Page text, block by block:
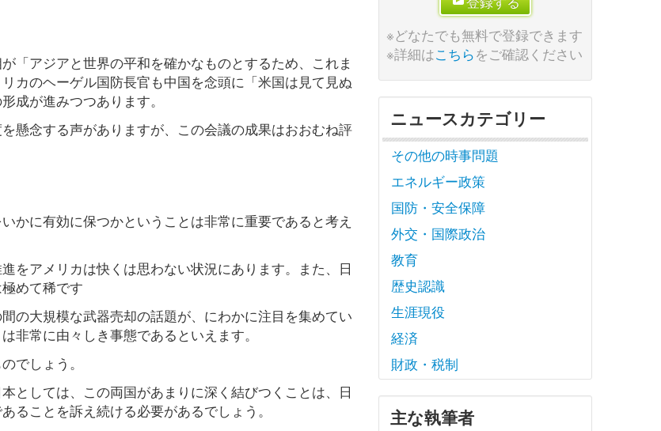
「アジアと世界の平和を確かなものとするため、これま
カのヘーゲル国防長官も中国を念頭に「米国は見て見ぬ
成が進みつつあります。
懸念する声がありますが、この会議の成果はおおむね評
かに有効に保つかということは非常に重要であると考え
をアメリカは快くは思わない状況にあります。また、日
めて稀です
の大規模な武器売却の話題が、にわかに注目を集めてい
非常に由々しき事態であるといえます。
でしょう。
としては、この両国があまりに深く結びつくことは、日
ることを訴え続ける必要があるでしょう。
※どなたでも無料で登録できます
※詳細はこちらをご確認ください
ニュースカテゴリー
その他の時事問題
エネルギー政策
国防・安全保障
外交・国際政治
教育
歴史認識
生涯現役
経済
財政・税制
主な執筆者